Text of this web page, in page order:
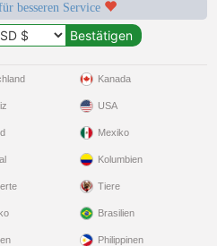
besseren Service
Kanada
USA
Mexiko
Kolumbien
Tiere
Brasilien
Philippinen